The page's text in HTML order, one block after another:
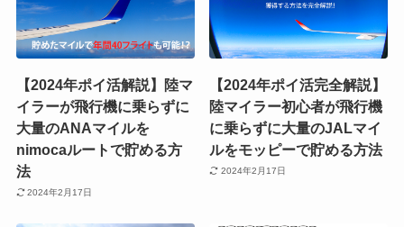
【2024年ポイ活解説】陸マ
イラーが飛行機に乗らずに
大量のANAマイルを
nimocaルートで貯める方
法
2024年2月17日
【2024年ポイ活完全解説】
陸マイラー初心者が飛行機
に乗らずに大量のJALマイ
ルをモッピーで貯める方法
2024年2月17日